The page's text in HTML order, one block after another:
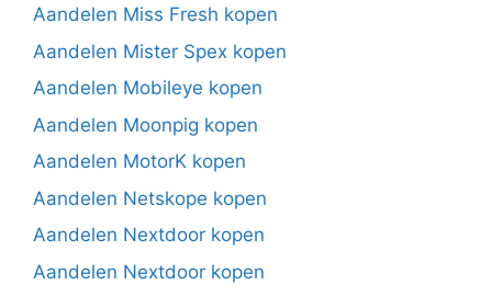
Aandelen Miss Fresh kopen
Aandelen Mister Spex kopen
Aandelen Mobileye kopen
Aandelen Moonpig kopen
Aandelen MotorK kopen
Aandelen Netskope kopen
Aandelen Nextdoor kopen
Aandelen Nextdoor kopen